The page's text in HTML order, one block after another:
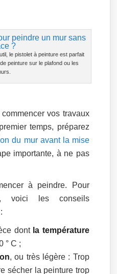
le pistolet à peinture est parfait
peinture sur le plafond ou les
vos travaux
temps, préparez
du mur avant la mise
importante, à ne pas
à peindre. Pour
voici les conseils
dont la température
° C ;
, ou très légère : Trop
sécher la peinture trop